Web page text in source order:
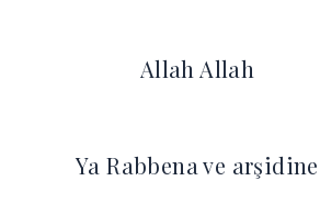
Allah Allah
Ya Rabbena ve arşidine